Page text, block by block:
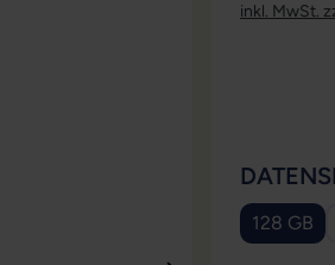
inkl. MwSt.
128 GB